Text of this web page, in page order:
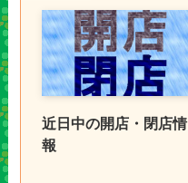
近日中の開店・閉店情
報